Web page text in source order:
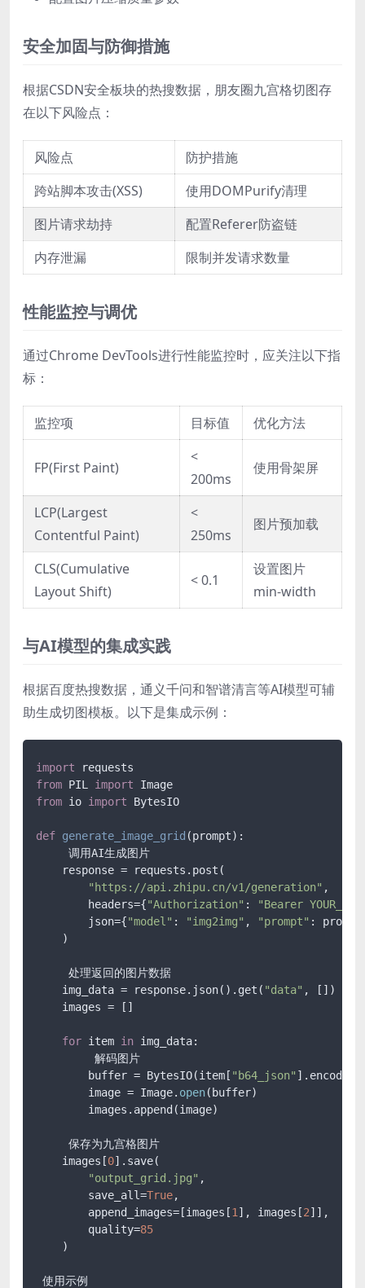
安全加固与防御措施
根据CSDN安全板块的热搜数据，朋友圈九宫格切图存
在以下风险点：
风险点
防护措施
跨站脚本攻击(XSS)
使用DOMPurify清理
图片请求劫持
配置Referer防盗链
内存泄漏
限制并发请求数量
性能监控与调优
通过Chrome DevTools进行性能监控时，应关注以下指
标：
监控项 目标值 优化方法
FP(First Paint)
<
200ms
使用骨架屏
LCP(Largest
Contentful Paint)
<
250ms
图片预加载
CLS(Cumulative
Layout Shift)
< 0.1
设置图片
min-width
与AI模型的集成实践
根据百度热搜数据，通义千问和智谱清言等AI模型可辅
助生成切图模板。以下是集成示例：
import
from PIL import
from io import BytesIO
def generate_image_grid (prompt):
     调用AI生成图片
    response = requests.post(
"https://api.zhipu.cn/v1/generation" ,
        headers={
"Authorization" :
"Bearer
        json={
"model" : "img2img" , "prompt" :
    )
     处理返回的图片数据
    img_data = response.json().get(
"data" , [])
    images = []
for item in img_data:
         解码图片
        buffer = BytesIO(item[
"b64_json" ].encode(
        image = Image.
open(buffer)
        images.append(image)
     保存为九宫格图片
    images[
0].save(
"output_grid.jpg" ,
        save_all=
True,
        append_images=[images[
1 ], images[2]],
        quality=
85
    )
使用示例